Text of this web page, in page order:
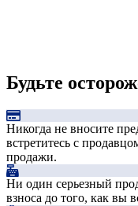
Будьте
Никогда не вносите
встретитесь с
продажи.
Ни один серьезный
взноса до того, как вы